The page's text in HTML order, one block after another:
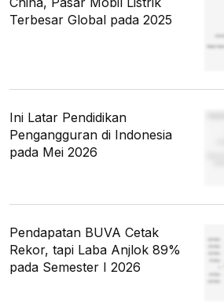
Terbesar Global pada 2025
Ini Latar Pendidikan
Pengangguran di Indonesia
pada Mei 2026
Pendapatan BUVA Cetak
Rekor, tapi Laba Anjlok 89%
pada Semester I 2026